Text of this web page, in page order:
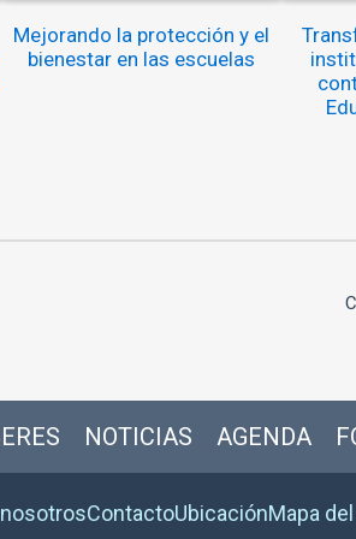
Mejorando la protección y el
bienestar en las escuelas
NOTICIAS AGENDA
ContactoUbicaciónMapa